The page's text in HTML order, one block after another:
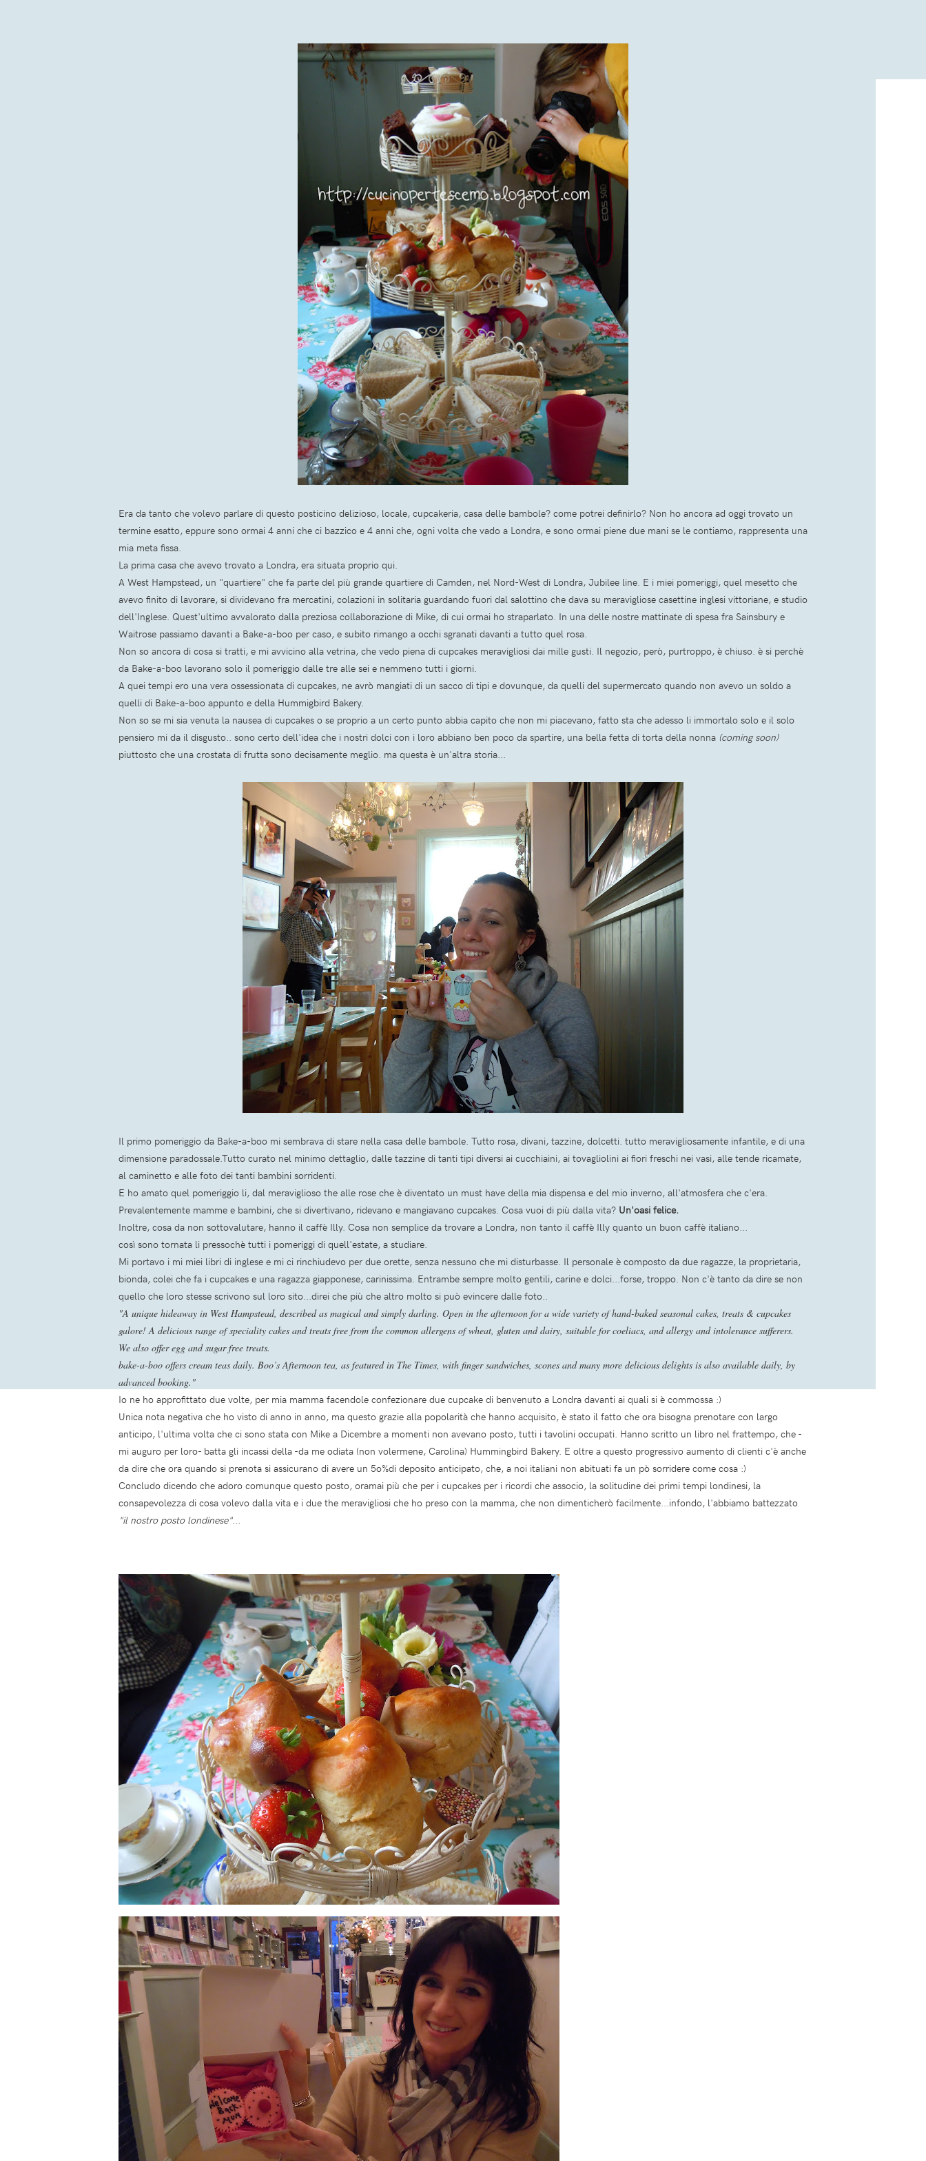
Era da tanto che volevo parlare di questo posticino delizioso, locale, cupcakeria, casa delle bambole? come potrei definirlo? Non ho ancora ad oggi trovato un
termine esatto, eppure sono ormai 4 anni che ci bazzico e 4 anni che, ogni volta che vado a Londra, e sono ormai piene due mani se le contiamo, rappresenta una
mia meta fissa.
La prima casa che avevo trovato a Londra, era situata proprio qui.
A West Hampstead, un "quartiere" che fa parte del più grande quartiere di Camden, nel Nord-West di Londra, Jubilee line. E i miei pomeriggi, quel mesetto che
avevo finito di lavorare, si dividevano fra mercatini, colazioni in solitaria guardando fuori dal salottino che dava su meravigliose casettine inglesi vittoriane, e studio
dell'Inglese. Quest'ultimo avvalorato dalla preziosa collaborazione di Mike, di cui ormai ho straparlato. In una delle nostre mattinate di spesa fra Sainsbury e
Waitrose passiamo davanti a Bake-a-boo per caso, e subito rimango a occhi sgranati davanti a tutto quel rosa.
Non so ancora di cosa si tratti, e mi avvicino alla vetrina, che vedo piena di cupcakes meravigliosi dai mille gusti. Il negozio, però, purtroppo, è chiuso. è si perchè
da Bake-a-boo lavorano solo il pomeriggio dalle tre alle sei e nemmeno tutti i giorni.
A quei tempi ero una vera ossessionata di cupcakes, ne avrò mangiati di un sacco di tipi e dovunque, da quelli del supermercato quando non avevo un soldo a
quelli di Bake-a-boo appunto e della Hummigbird Bakery.
Non so se mi sia venuta la nausea di cupcakes o se proprio a un certo punto abbia capito che non mi piacevano, fatto sta che adesso li immortalo solo e il solo
pensiero mi da il disgusto.. sono certo dell'idea che i nostri dolci con i loro abbiano ben poco da spartire, una bella fetta di torta della nonna (coming soon)
piuttosto che una crostata di frutta sono decisamente meglio. ma questa è un'altra storia...
Il primo pomeriggio da Bake-a-boo mi sembrava di stare nella casa delle bambole. Tutto rosa, divani, tazzine, dolcetti. tutto meravigliosamente infantile, e di una
dimensione paradossale.Tutto curato nel minimo dettaglio, dalle tazzine di tanti tipi diversi ai cucchiaini, ai tovagliolini ai fiori freschi nei vasi, alle tende ricamate,
al caminetto e alle foto dei tanti bambini sorridenti.
E ho amato quel pomeriggio li, dal meraviglioso the alle rose che è diventato un must have della mia dispensa e del mio inverno, all'atmosfera che c'era.
Prevalentemente mamme e bambini, che si divertivano, ridevano e mangiavano cupcakes. Cosa vuoi di più dalla vita? Un'oasi felice.
Inoltre, cosa da non sottovalutare, hanno il caffè Illy. Cosa non semplice da trovare a Londra, non tanto il caffè Illy quanto un buon caffè italiano...
così sono tornata li pressochè tutti i pomeriggi di quell'estate, a studiare.
Mi portavo i mi miei libri di inglese e mi ci rinchiudevo per due orette, senza nessuno che mi disturbasse. Il personale è composto da due ragazze, la proprietaria,
bionda, colei che fa i cupcakes e una ragazza giapponese, carinissima. Entrambe sempre molto gentili, carine e dolci...forse, troppo. Non c'è tanto da dire se non
quello che loro stesse scrivono sul loro sito...direi che più che altro molto si può evincere dalle foto..
"A unique hideaway in West Hampstead, described as magical and simply darling. Open in the afternoon for a wide variety of hand-baked seasonal cakes, treats & cupcakes
galore! A delicious range of speciality cakes and treats free from the common allergens of wheat, gluten and dairy, suitable for coeliacs, and allergy and intolerance sufferers.
We also offer egg and sugar free treats.
bake-a-boo offers cream teas daily. Boo’s Afternoon tea, as featured in The Times, with finger sandwiches, scones and many more delicious delights is also available daily, by
advanced booking."
Io ne ho approfittato due volte, per mia mamma facendole confezionare due cupcake di benvenuto a Londra davanti ai quali si è commossa :)
Unica nota negativa che ho visto di anno in anno, ma questo grazie alla popolarità che hanno acquisito, è stato il fatto che ora bisogna prenotare con largo
anticipo, l'ultima volta che ci sono stata con Mike a Dicembre a momenti non avevano posto, tutti i tavolini occupati. Hanno scritto un libro nel frattempo, che -
mi auguro per loro- batta gli incassi della -da me odiata (non volermene, Carolina) Hummingbird Bakery. E oltre a questo progressivo aumento di clienti c'è anche
da dire che ora quando si prenota si assicurano di avere un 5o%di deposito anticipato, che, a noi italiani non abituati fa un pò sorridere come cosa :)
Concludo dicendo che adoro comunque questo posto, oramai più che per i cupcakes per i ricordi che associo, la solitudine dei primi tempi londinesi, la
consapevolezza di cosa volevo dalla vita e i due the meravigliosi che ho preso con la mamma, che non dimenticherò facilmente...infondo, l'abbiamo battezzato
"il nostro posto londinese"...